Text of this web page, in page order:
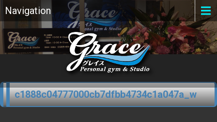
Navigation
c1888c04777000cb7dfbb4734c1a047a_w